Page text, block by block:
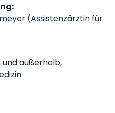
(Assistenzärztin für
und außerhalb,